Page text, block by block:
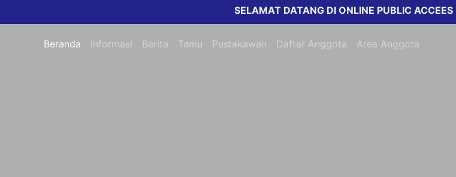
SELAMAT DATANG DI ONLINE PUBLIC ACCEESS
Beranda Informasi Berita Tamu Pustakawan Daftar Anggota Area Anggota